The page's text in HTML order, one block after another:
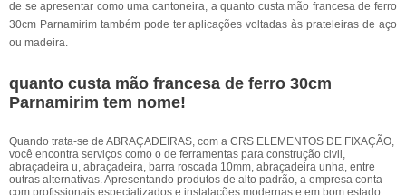
de se apresentar como uma cantoneira, a quanto custa mão francesa de ferro
30cm Parnamirim também pode ter aplicações voltadas às prateleiras de aço
ou madeira.
quanto custa mão francesa de ferro 30cm
Parnamirim tem nome!
Quando trata-se de ABRAÇADEIRAS, com a CRS ELEMENTOS DE FIXAÇÃO,
você encontra serviços como o de ferramentas para construção civil,
abraçadeira u, abraçadeira, barra roscada 10mm, abraçadeira unha, entre
outras alternativas. Apresentando produtos de alto padrão, a empresa conta
com profissionais especializados e instalações modernas e em bom estado,